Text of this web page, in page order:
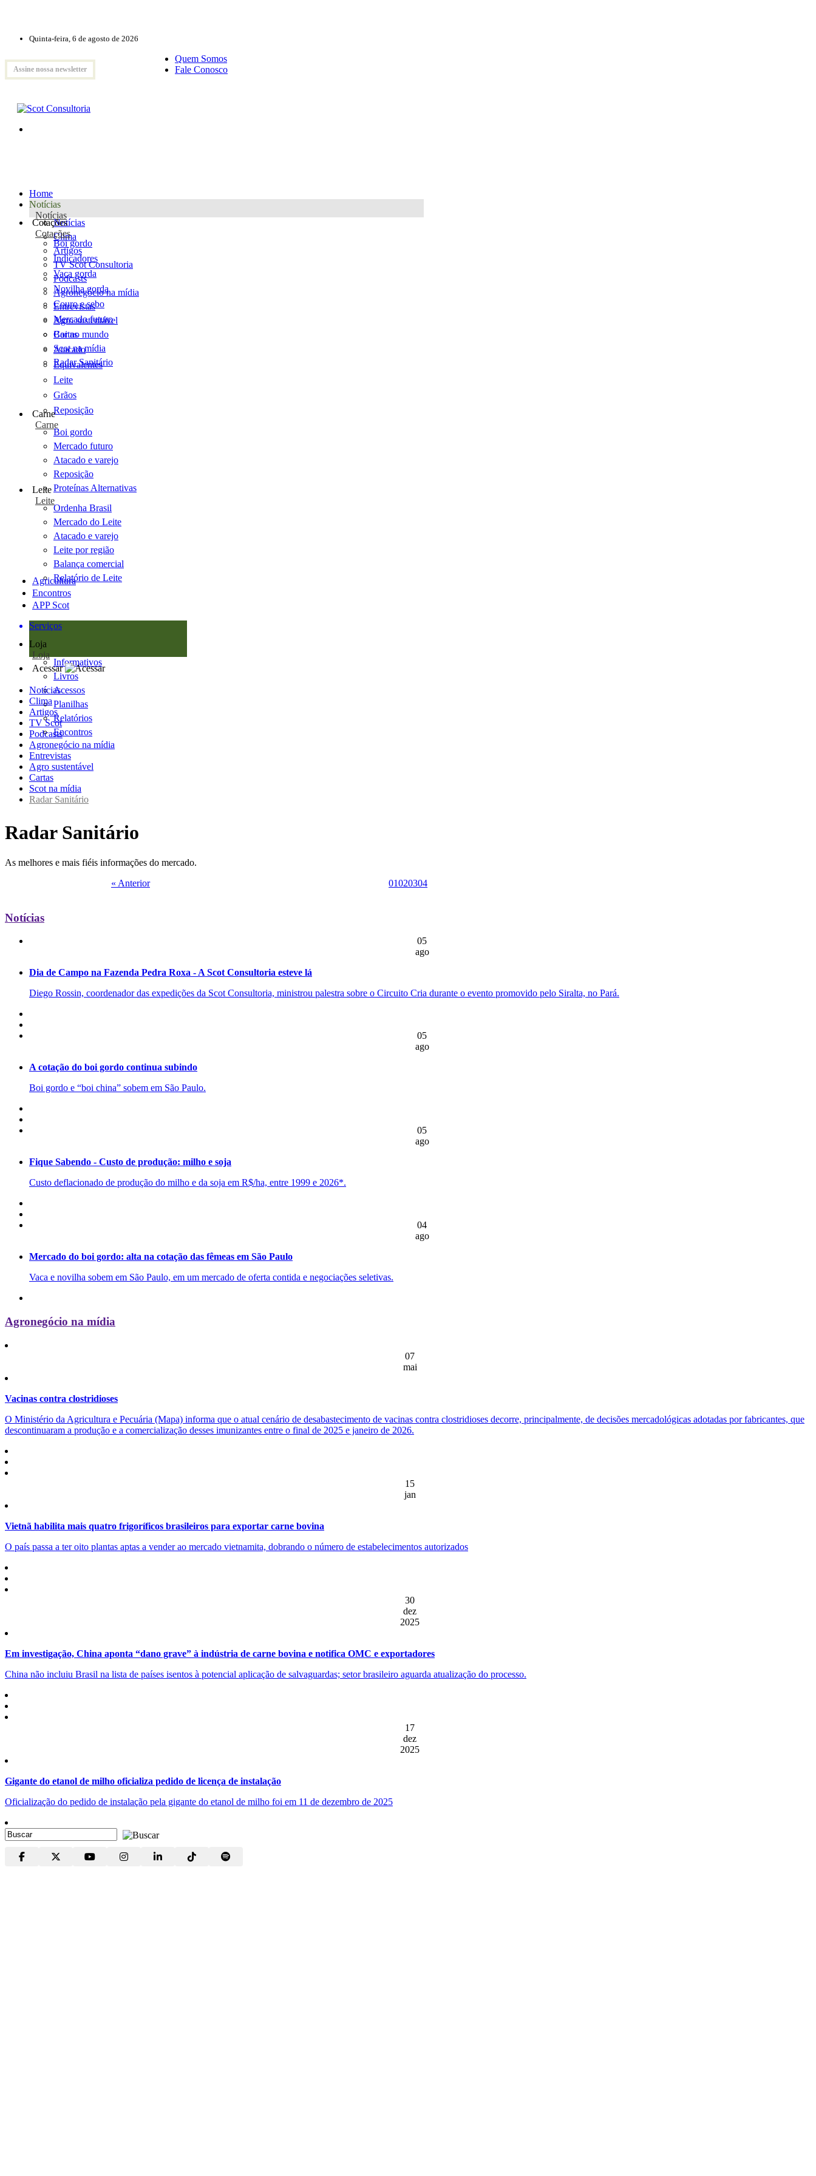
Quinta-feira, 6 de agosto de 2026
Assine nossa newsletter
Quem Somos
Fale Conosco
Home
Notícias
Notícias
Notícias
Clima
Artigos
TV Scot Consultoria
Podcasts
Agronegócio na mídia
Entrevistas
Agro sustentável
Cartas
Scot na mídia
Radar Sanitário
Cotações
Cotações
Boi gordo
Indicadores
Vaca gorda
Novilha gorda
Couro e sebo
Mercado futuro
Boi no mundo
Atacado
Equivalentes
Leite
Grãos
Reposição
Carne
Carne
Boi gordo
Mercado futuro
Atacado e varejo
Reposição
Proteínas Alternativas
Leite
Leite
Ordenha Brasil
Mercado do Leite
Atacado e varejo
Leite por região
Balança comercial
Relatório de Leite
Agricultura
Encontros
APP Scot
Serviços
Loja
Loja
Informativos
Livros
Acessos
Planilhas
Relatórios
Encontros
Acessar
Notícias
Clima
Artigos
TV Scot
Podcasts
Agronegócio na mídia
Entrevistas
Agro sustentável
Cartas
Scot na mídia
Radar Sanitário
Radar Sanitário
As melhores e mais fiéis informações do mercado.
« Anterior
01020304
Notícias
05
ago
Dia de Campo na Fazenda Pedra Roxa - A Scot Consultoria esteve lá
Diego Rossin, coordenador das expedições da Scot Consultoria, ministrou palestra sobre o Circuito Cria durante o evento promovido pelo Siralta, no Pará.
05
ago
A cotação do boi gordo continua subindo
Boi gordo e “boi china” sobem em São Paulo.
05
ago
Fique Sabendo - Custo de produção: milho e soja
Custo deflacionado de produção do milho e da soja em R$/ha, entre 1999 e 2026*.
04
ago
Mercado do boi gordo: alta na cotação das fêmeas em São Paulo
Vaca e novilha sobem em São Paulo, em um mercado de oferta contida e negociações seletivas.
Agronegócio na mídia
07
mai
Vacinas contra clostridioses
O Ministério da Agricultura e Pecuária (Mapa) informa que o atual cenário de desabastecimento de vacinas contra clostridioses decorre, principalmente, de decisões mercadológicas adotadas por fabricantes, que
descontinuaram a produção e a comercialização desses imunizantes entre o final de 2025 e janeiro de 2026.
15
jan
Vietnã habilita mais quatro frigoríficos brasileiros para exportar carne bovina
O país passa a ter oito plantas aptas a vender ao mercado vietnamita, dobrando o número de estabelecimentos autorizados
30
dez
2025
Em investigação, China aponta “dano grave” à indústria de carne bovina e notifica OMC e exportadores
China não incluiu Brasil na lista de países isentos à potencial aplicação de salvaguardas; setor brasileiro aguarda atualização do processo.
17
dez
2025
Gigante do etanol de milho oficializa pedido de licença de instalação
Oficialização do pedido de instalação pela gigante do etanol de milho foi em 11 de dezembro de 2025